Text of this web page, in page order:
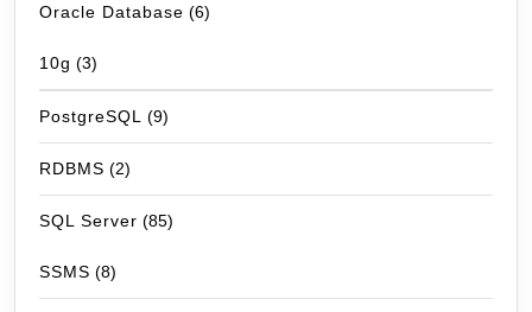
Oracle Database (6)
10g (3)
PostgreSQL (9)
RDBMS (2)
SQL Server (85)
SSMS (8)